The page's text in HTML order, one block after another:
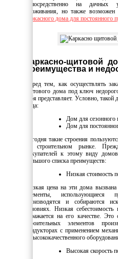
непосредственно на дачных
проживания, но также возможен
каркасного дома для постоянного
Каркасно-щитовой
преимущества и
Перед тем, как осуществлять
щитового дома под ключ
себя представляет. Условно,
вида:
Дом для сезонного
Дом для
Сегодня такие строения
на строительном рынке.
покупателей к этому виду
большого списка преимуществ:
Низкая стоимость
Низкая цена на эти дома
элементы, использующиеся
производятся и собираются
условиях. Низкая
отражается на его качестве.
строительных элементов
кондукторах с применением
и высококачественного
Высокая скорость